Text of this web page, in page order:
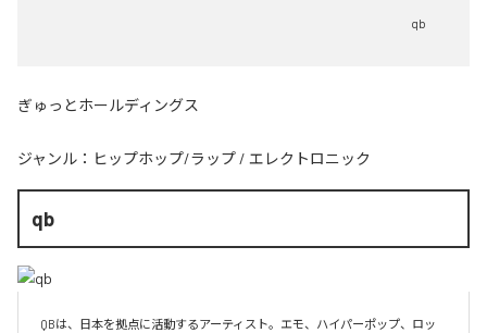
qb
ぎゅっとホールディングス
ジャンル： ヒップホップ/ラップ / エレクトロニック
qb
QBは、日本を拠点に活動するアーティスト。エモ、ハイパーポップ、ロッ